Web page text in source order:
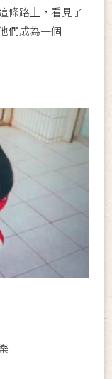
條路上，看見了
們成為一個